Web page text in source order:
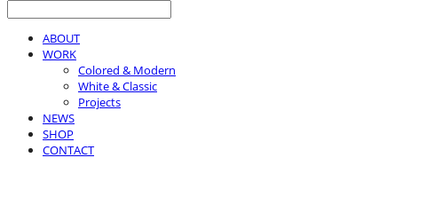
ABOUT
WORK
Colored & Modern
White & Classic
Projects
NEWS
SHOP
CONTACT